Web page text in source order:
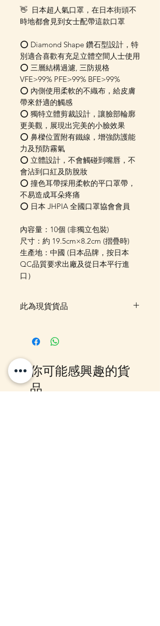
👋 日本超人氣口罩，在日本街頭不
時地都會見到女士配帶這款口罩
⭕ Diamond Shape 鑽石型設計，特
別適合喜歡有充足立體空間人士使用
⭕ 三層結構過濾, 三防規格
VFE>99% PFE>99% BFE>99%
⭕ 內側使用柔軟的不織布，給皮膚
帶來舒適的觸感
⭕ 獨特立體剪裁設計，讓臉部輪廓
更美觀，展現出完美的小臉效果
⭕ 鼻樑位置附有鐵線，增強防護能
力及預防霧氣
⭕ 立體設計，不會觸碰到嘴唇，不
會沾到口紅及防脫妝
⭕ 撞色耳帶採用柔軟的平口罩帶，
不易造成耳朵疼痛
⭕ 日本 JHPIA 全國口罩協會會員
內容量：10個 (非獨立包裝)
尺寸：約 19.5cm×8.2cm (摺疊時)
生產地：中國 (日本品牌，按日本
QC品質要求出廠及從日本平行進
口）
此為現貨貨品
Out 購買, 如系統顯示為"無庫
Facebook PM 或 Whatsapp 我們
訂貨, 詳情請Facebook PM 或
Whatsapp 聯絡我們
你可能感興趣的貨
品